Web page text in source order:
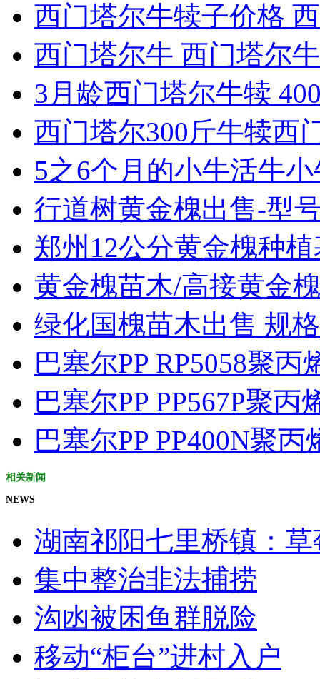
西门塔尔牛犊子价格
西门塔尔牛 西门塔尔
3月龄西门塔尔牛犊
西门塔尔300斤牛犊西
5之6个月的小牛活牛
行道树黄金槐出售-型
郑州12公分黄金槐种
黄金槐苗木/高接黄金
绿化国槐苗木出售 规
巴塞尔PP RP5058聚丙
巴塞尔PP PP567P聚丙
巴塞尔PP PP400N聚丙
相关新闻
NEWS
湖南祁阳七里桥镇：
集中整治非法捕捞
沟凼被困鱼群脱险
移动“柜台”进村入户